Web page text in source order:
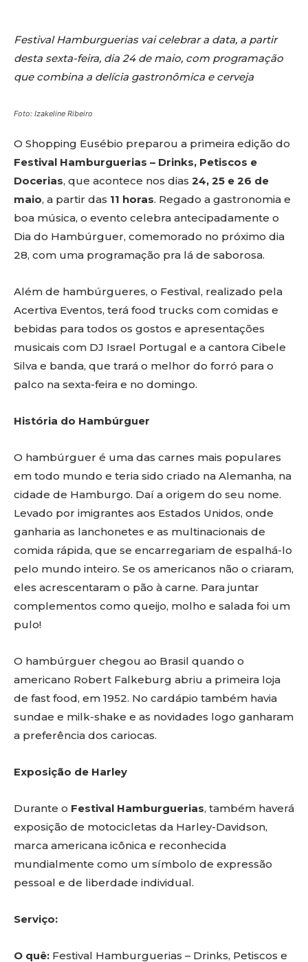
Festival Hamburguerias vai celebrar a data, a partir
desta sexta-feira, dia 24 de maio, com programação
que combina a delícia gastronômica e cerveja
Foto: Izakeline Ribeiro
O Shopping Eusébio preparou a primeira edição do
Festival Hamburguerias – Drinks, Petiscos e
Docerias, que acontece nos dias 24, 25 e 26 de
maio, a partir das 11 horas. Regado a gastronomia e
boa música, o evento celebra antecipadamente o
Dia do Hambúrguer, comemorado no próximo dia
28, com uma programação pra lá de saborosa.
Além de hambúrgueres, o Festival, realizado pela
Acertiva Eventos, terá food trucks com comidas e
bebidas para todos os gostos e apresentações
musicais com DJ Israel Portugal e a cantora Cibele
Silva e banda, que trará o melhor do forró para o
palco na sexta-feira e no domingo.
História do Hambúrguer
O hambúrguer é uma das carnes mais populares
em todo mundo e teria sido criado na Alemanha, na
cidade de Hamburgo. Daí a origem do seu nome.
Levado por imigrantes aos Estados Unidos, onde
ganharia as lanchonetes e as multinacionais de
comida rápida, que se encarregariam de espalhá-lo
pelo mundo inteiro. Se os americanos não o criaram,
eles acrescentaram o pão à carne. Para juntar
complementos como queijo, molho e salada foi um
pulo!
O hambúrguer chegou ao Brasil quando o
americano Robert Falkeburg abriu a primeira loja
de fast food, em 1952. No cardápio também havia
sundae e milk-shake e as novidades logo ganharam
a preferência dos cariocas.
Exposição de Harley
Durante o Festival Hamburguerias, também haverá
exposição de motocicletas da Harley-Davidson,
marca americana icônica e reconhecida
mundialmente como um símbolo de expressão
pessoal e de liberdade individual.
Serviço:
O quê: Festival Hamburguerias – Drinks, Petiscos e